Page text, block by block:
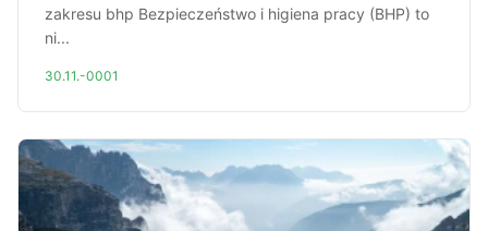
zakresu bhp Bezpieczeństwo i higiena pracy (BHP) to
ni...
30.11.-0001